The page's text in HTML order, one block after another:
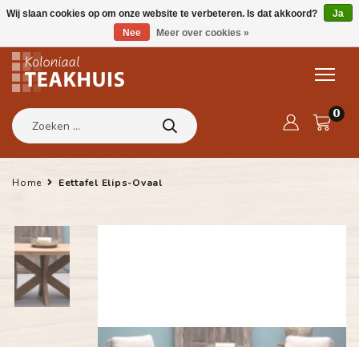
0
Home Eettafel Elips-Ovaal
Wij slaan cookies op om onze website te verbeteren. Is dat akkoord?
Ja
Nee
Meer over cookies »